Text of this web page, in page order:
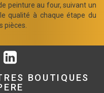
peinture au four, suivant un
qualité à chaque étape du
pièces.
BOUTIQUES